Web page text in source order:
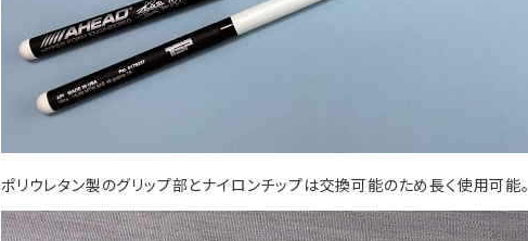
ポリウレタン製のグリップ部とナイロンチップは交換可能のため長く使用可能。